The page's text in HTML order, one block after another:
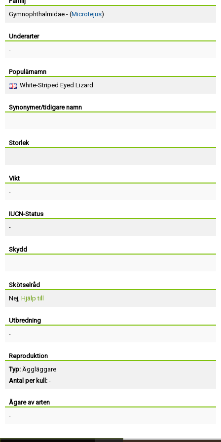
Gymnophthalmidae - (Microtejus)
Underarter
-
Populärnamn
White-Striped Eyed Lizard
Synonymer/tidigare namn
Storlek
Vikt
-
IUCN-Status
-
Skydd
Skötselråd
Nej, Hjälp till
Utbredning
-
Reproduktion
Typ: Äggläggare
Antal per kull: -
Ägare av arten
-